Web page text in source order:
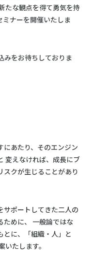
たな観点を得て勇気を持
ミナーを開催いたしま
みをお待ちしておりま
にあたり、そのエンジン
変えなければ、成長にブ
スクが生じることがあり
サポートしてきた二人の
ために、 一般論ではな
とに、「組織・人」と
いたします。